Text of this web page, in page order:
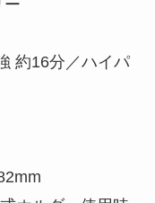
ー(紙パック付
レー